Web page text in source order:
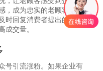
，成为忠实的老顾客。当
时回复消费者提出的疑问
成交量。
号引流涨粉。如果企业有